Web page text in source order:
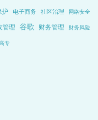
护 电子商务 社区治理 网络安全
管理 谷歌 财务管理 财务风险
专